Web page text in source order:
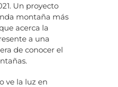
Un proyecto
montaña más
acerca la
a una
de conocer el
ve la luz en